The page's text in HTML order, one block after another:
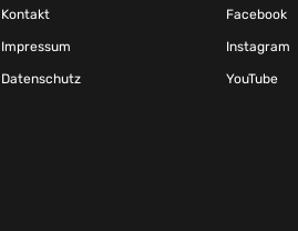
Kontakt
Impressum
Datenschutz
Facebook
Instagram
YouTube